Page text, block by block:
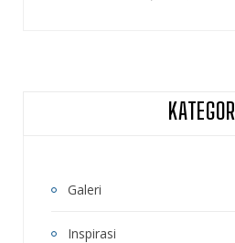
KATEGORI
Galeri
Inspirasi